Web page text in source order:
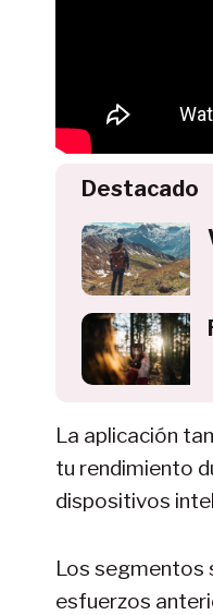
Destacado
La aplicación
tu rendimiento
dispositivos
Los segmentos
esfuerzos